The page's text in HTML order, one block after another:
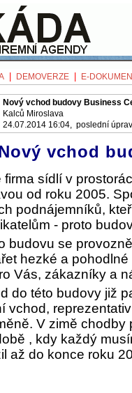
DEMOVERZE E-
Nový vchod budovy Business
Kalců Miroslava
24.07.2014 16:04, poslední
vchod
firma sídlí v
od roku 2005.
podnájemníků,
- proto
budovu se
hezké a
Vás, zákazníky a
do této budovy již
vchod,
V zimě chodby
, kdy každý
až do konce roku